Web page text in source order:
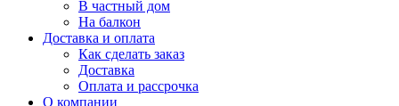
В частный дом
На балкон
Доставка и оплата
Как сделать заказ
Доставка
Оплата и рассрочка
О компании